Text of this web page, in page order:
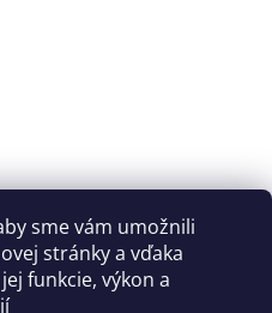
sme vám umožnili
stránky a vďaka
funkcie, výkon a
Novinky